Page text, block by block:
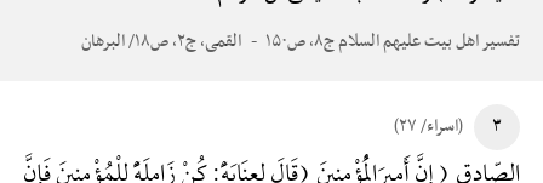
تفسیر اهل بیت علیهم السلام ج۸، ص۱۵۰ القمی، ج۲، ص۱۸/ البرهان
۳ (اسراء/ ۲۷)